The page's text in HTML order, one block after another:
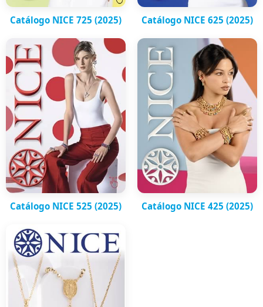
Catálogo NICE 725 (2025) Catálogo NICE 625 (2025)
Catálogo NICE 525 (2025) Catálogo NICE 425 (2025)